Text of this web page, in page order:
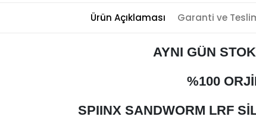
Ürün Açıklaması Garanti ve
AYNI GÜN
%100
SPIINX SANDWORM LRF